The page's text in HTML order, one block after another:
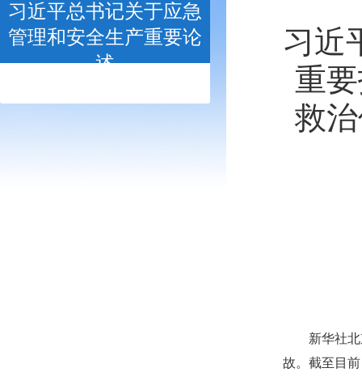
习近平总书记关于应急
管理和安全生产重要论
述
习近
重
救
新华社
故。截至目